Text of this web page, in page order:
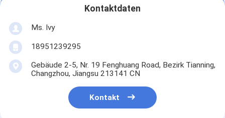
Kontaktdaten
Ms. Ivy
18951239295
Gebäude 2-5, Nr. 19 Fenghuang Road, Bezirk Tianning,
Changzhou, Jiangsu 213141 CN
Kontakt